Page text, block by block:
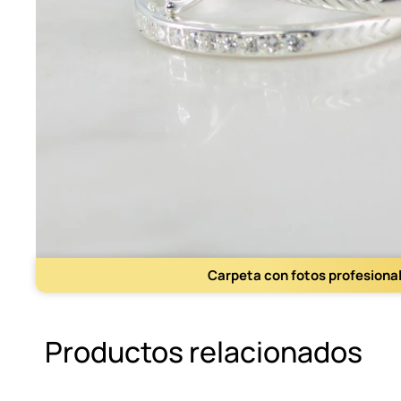
Carpeta con fotos
Productos relacionados